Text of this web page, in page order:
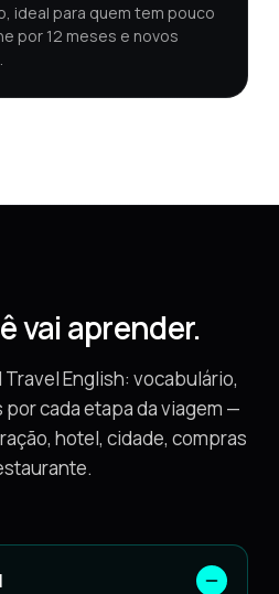
ideal para quem tem pouco
por 12 meses e novos
vai aprender.
English: vocabulário,
cada etapa da viagem —
hotel, cidade, compras